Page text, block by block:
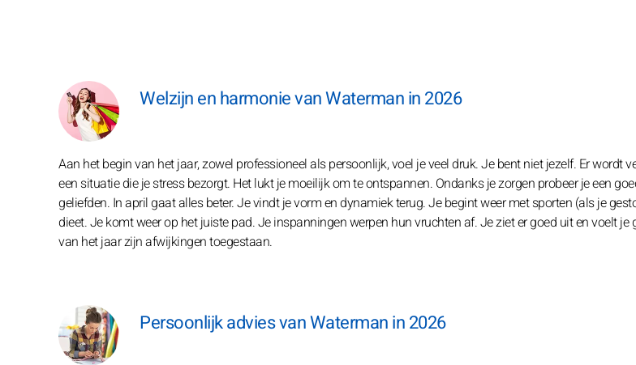
Welzijn en harmonie van Waterman in 2026
Aan het begin van het jaar, zowel professioneel als persoonlijk, voel je veel druk. Je bent niet jezelf. Er wordt
een situatie die je stress bezorgt. Het lukt je moeilijk om te ontspannen. Ondanks je zorgen probeer je een
geliefden. In april gaat alles beter. Je vindt je vorm en dynamiek terug. Je begint weer met sporten (als je
dieet. Je komt weer op het juiste pad. Je inspanningen werpen hun vruchten af. Je ziet er goed uit en voelt je
van het jaar zijn afwijkingen toegestaan.
Persoonlijk advies van Waterman in 2026